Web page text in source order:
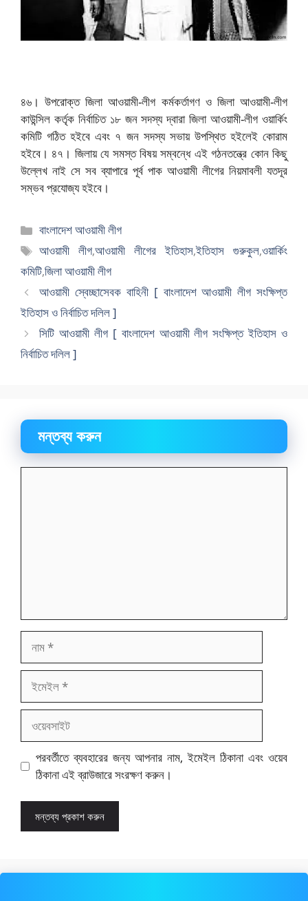
৪৬। উপরোক্ত জিলা আওয়ামী-লীগ কর্মকর্তাগণ ও জিলা আওয়ামী-লীগ
কাউন্সিল কর্তৃক নির্বাচিত ১৮ জন সদস্য দ্বারা জিলা আওয়ামী-লীগ ওয়ার্কিং
কমিটি গঠিত হইবে এবং ৭ জন সদস্য সভায় উপস্থিত হইলেই কোরাম
হইবে। ৪৭। জিলায় যে সমস্ত বিষয় সম্বন্ধে এই গঠনতন্ত্রে কোন কিছু
উল্লেখ নাই সে সব ব্যাপারে পূর্ব পাক আওয়ামী লীগের নিয়মাবলী যতদূর
সম্ভব প্রযোজ্য হইবে।
বিভাগ
সমূহ
বাংলাদেশ আওয়ামী লীগ
ট্যাগ
সমূহ
আওয়ামী লীগ,আওয়ামী লীগের ইতিহাস,ইতিহাস গুরুকুল,ওয়ার্কিং
কমিটি,জিলা আওয়ামী লীগ
আওয়ামী স্বেচ্ছাসেবক বাহিনী [ বাংলাদেশ আওয়ামী লীগ সংক্ষিপ্ত
ইতিহাস ও নির্বাচিত দলিল ]
সিটি আওয়ামী লীগ [ বাংলাদেশ আওয়ামী লীগ সংক্ষিপ্ত ইতিহাস ও
নির্বাচিত দলিল ]
মন্তব্য করুন
ইমেইল
পরবর্তীতে ব্যবহারের জন্য আপনার নাম, ইমেইল ঠিকানা এবং ওয়েব
ঠিকানা এই ব্রাউজারে সংরক্ষণ করুন।